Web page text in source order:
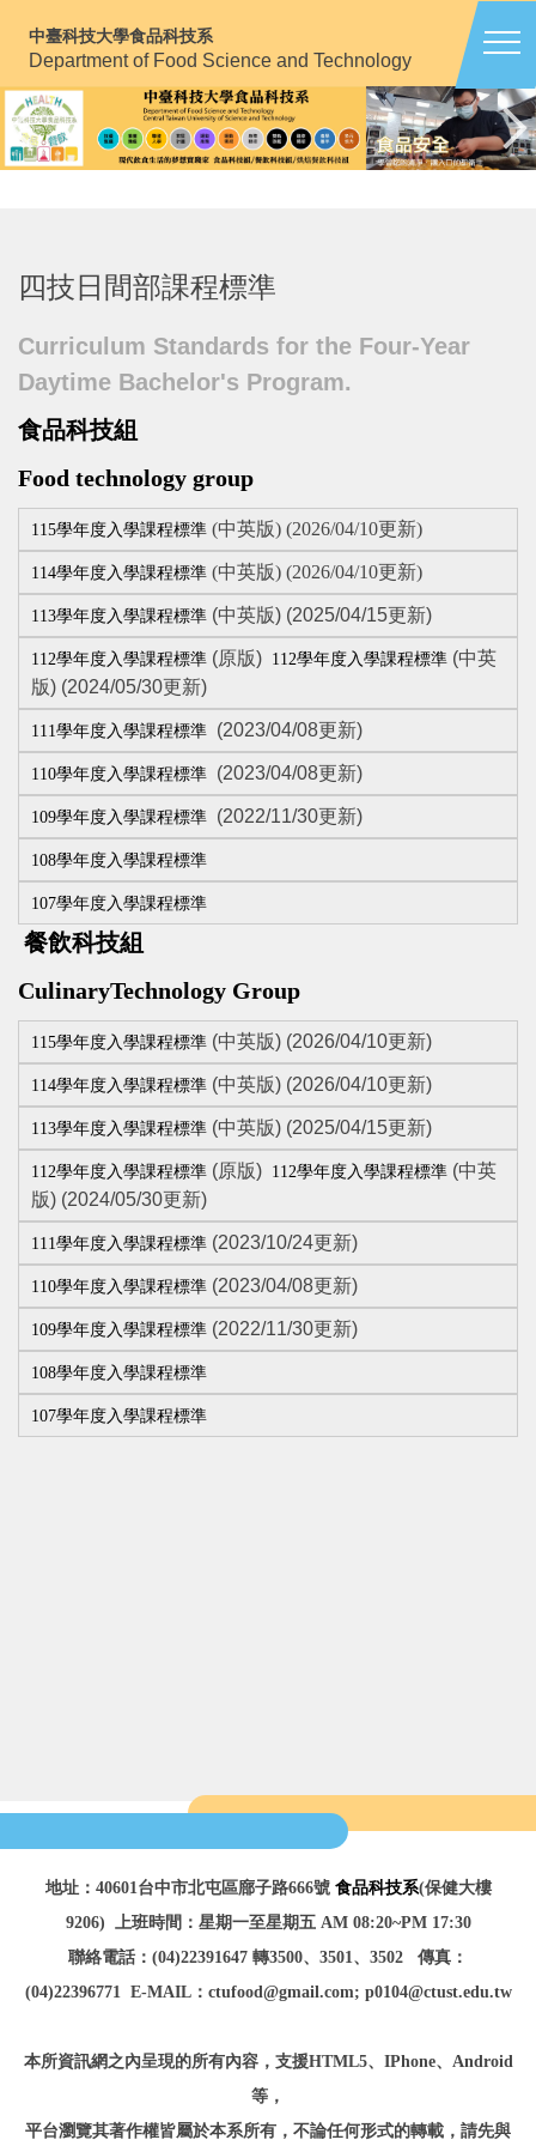
要
內
容
中臺科技大學食品科技系
Department of Food Science and Technology
四技日間部課程標準
Curriculum Standards for the Four-Year
Daytime Bachelor's Program.
食品科技組
Food technology group
115學年度入學課程標準 (中英版) (2026/04/10更新)
114學年度入學課程標準 (中英版) (2026/04/10更新)
113學年度入學課程標準 (中英版) (2025/04/15更新)
112學年度入學課程標準 (原版) 112學年度入學課程標準 (中英
版) (2024/05/30更新)
111學年度入學課程標準 (2023/04/08更新)
110學年度入學課程標準 (2023/04/08更新)
109學年度入學課程標準 (2022/11/30更新)
108學年度入學課程標準
107學年度入學課程標準
餐飲科技組
CulinaryTechnology Group
115學年度入學課程標準 (中英版) (2026/04/10更新)
114學年度入學課程標準 (中英版) (2026/04/10更新)
113學年度入學課程標準 (中英版) (2025/04/15更新)
112學年度入學課程標準 (原版) 112學年度入學課程標準 (中英
版) (2024/05/30更新)
111學年度入學課程標準 (2023/10/24更新)
110學年度入學課程標準 (2023/04/08更新)
109學年度入學課程標準 (2022/11/30更新)
108學年度入學課程標準
107學年度入學課程標準
地址：40601台中市北屯區廍子路666號 食品科技系(保健大樓
9206)
上班時間：星期一至星期五 AM 08:20~PM 17:30
聯絡電話：(04)22391647 轉3500、3501、3502 傳真：
(04)22396771 E-MAIL：ctufood@gmail.com; p0104@ctust.edu.tw
本所資訊網之內呈現的所有內容， 支援HTML5、IPhone、Android
等 ，
平台瀏覽其著作權皆屬於本系所有，不論任何形式的轉載，請先與